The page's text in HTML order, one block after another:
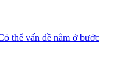
thể vấn đề nằm ở bước